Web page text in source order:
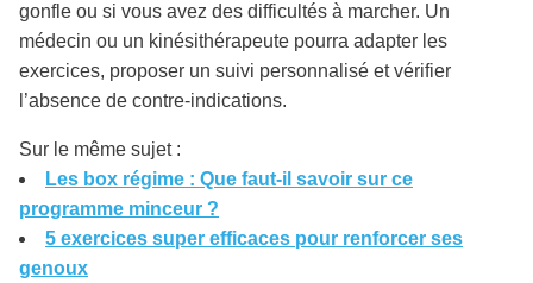
gonfle ou si vous avez des difficultés à marcher. Un
médecin ou un kinésithérapeute pourra adapter les
exercices, proposer un suivi personnalisé et vérifier
l’absence de contre-indications.
Sur le même sujet :
Les box régime : Que faut-il savoir sur ce
programme minceur ?
5 exercices super efficaces pour renforcer ses
genoux